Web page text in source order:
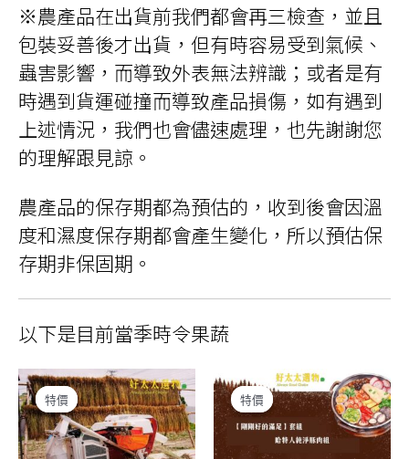
※農產品在出貨前我們都會再三檢查，並且
包裝妥善後才出貨，但有時容易受到氣候、
蟲害影響，而導致外表無法辨識；或者是有
時遇到貨運碰撞而導致產品損傷，如有遇到
上述情況，我們也會儘速處理，也先謝謝您
的理解跟見諒。
農產品的保存期都為預估的，收到後會因溫
度和濕度保存期都會產生變化，所以預估保
存期非保固期。
以下是目前當季時令果蔬
特價
特價 特價
特價